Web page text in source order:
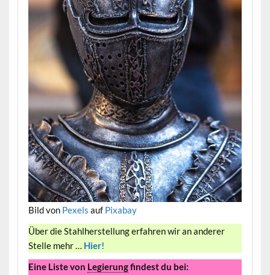
Bild von Pexels auf Pixabay
Über die Stahlherstellung erfahren wir an anderer
Stelle mehr … Hier!
Eine Liste von Legierungfindest du bei: